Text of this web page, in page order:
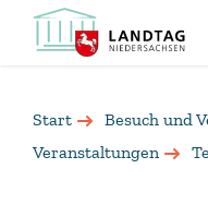
Start
Besuch und
Veranstaltungen